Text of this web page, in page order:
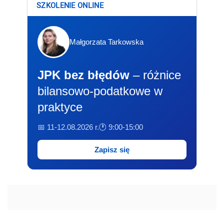
SZKOLENIE ONLINE
Małgorzata Tarkowska
JPK bez błędów – różnice
bilansowo-podatkowe w
praktyce
📅 11-12.08.2026 r.🕐 9:00-15:00
Zapisz się